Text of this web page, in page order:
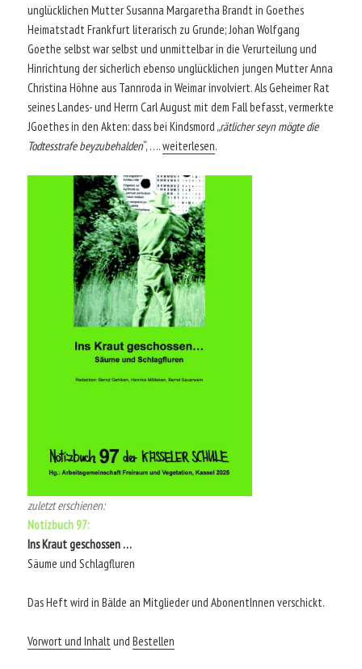
unglücklichen Mutter Susanna Margaretha Brandt in Goethes
Heimatstadt Frankfurt literarisch zu Grunde; Johan Wolfgang
Goethe selbst war selbst und unmittelbar in die Verurteilung und
Hinrichtung der sicherlich ebenso unglücklichen jungen Mutter Anna
Christina Höhne aus Tannroda in Weimar involviert. Als Geheimer Rat
seines Landes- und Herrn Carl August mit dem Fall befasst, vermerkte
JGoethes in den Akten: dass bei Kindsmord „rätlicher seyn mögte die
Todtesstrafe beyzubehalden“, ….weiterlesen.
zuletzt erschienen:
Notizbuch 97:
Ins Kraut geschossen …
Säume und Schlagfluren
Das Heft wird in Bälde an Mitglieder und AbonentInnen verschickt.
Vorwort und Inhalt undBestellen